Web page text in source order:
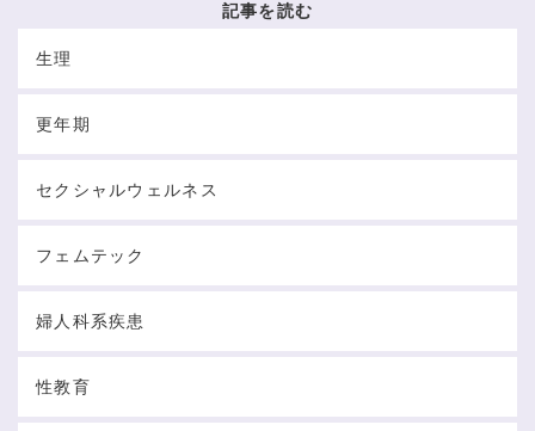
記事を読む
生理
更年期
セクシャルウェルネス
フェムテック
婦人科系疾患
性教育